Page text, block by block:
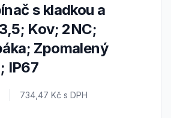
Kov; 2NC;
Zpomalený
IP67
Cena s DPH
734,47 Kč s DPH